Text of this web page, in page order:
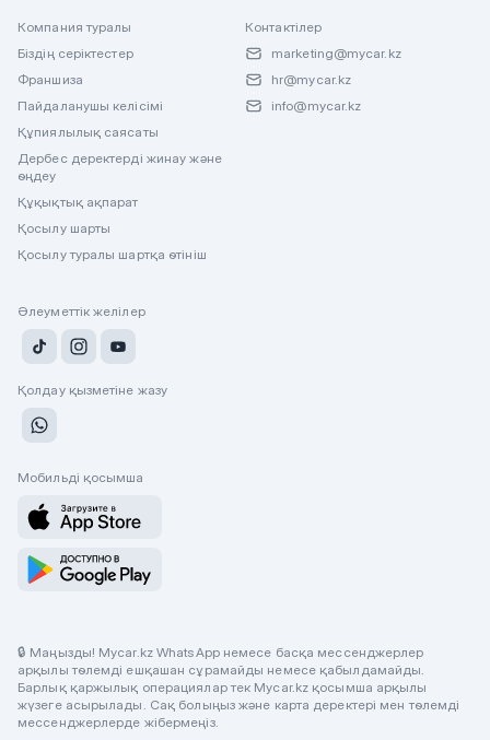
Компания туралы
Біздің серіктестер
Франшиза
Пайдаланушы келісімі
Құпиялылық саясаты
Дербес деректерді жинау және
өңдеу
Құқықтық ақпарат
Қосылу шарты
Қосылу туралы шартқа өтініш
Контактілер
marketing@mycar.kz
hr@mycar.kz
info@mycar.kz
Әлеуметтік желілер
Қолдау қызметіне жазу
Мобильді қосымша
🔒 Маңызды! Mycar.kz WhatsApp немесе басқа мессенджерлер
арқылы төлемді ешқашан сұрамайды немесе қабылдамайды.
Барлық қаржылық операциялар тек Mycar.kz қосымша арқылы
жүзеге асырылады. Сақ болыңыз және карта деректері мен төлемді
мессенджерлерде жібермеңіз.